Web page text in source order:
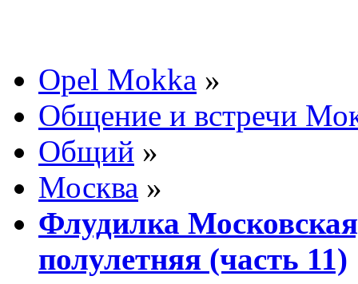
Opel Mokka »
Общение и встречи
Общий »
Москва »
Флудилка
полулетняя (часть 11)